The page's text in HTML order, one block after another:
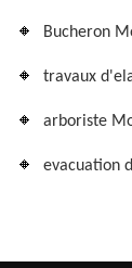
Bucheron
travaux
arboriste
evacuation